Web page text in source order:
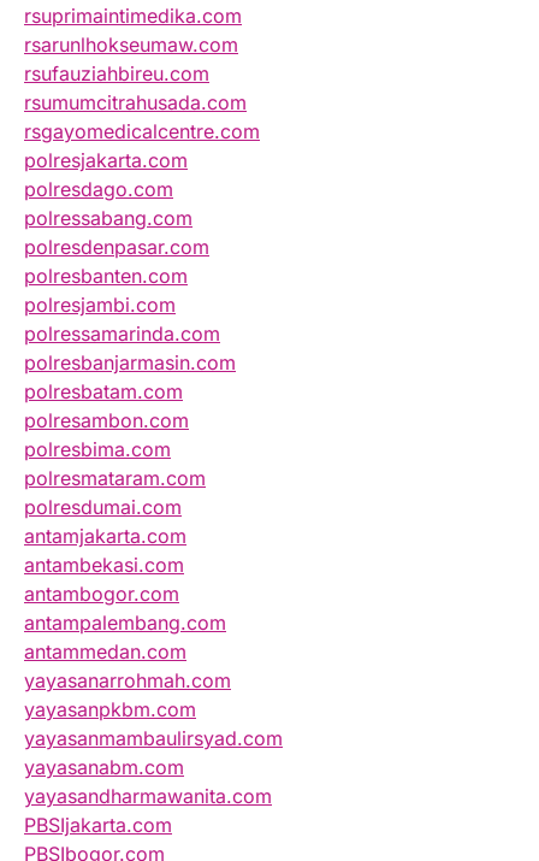
rsuprimaintimedika.com
rsarunlhokseumaw.com
rsufauziahbireu.com
rsumumcitrahusada.com
rsgayomedicalcentre.com
polresjakarta.com
polresdago.com
polressabang.com
polresdenpasar.com
polresbanten.com
polresjambi.com
polressamarinda.com
polresbanjarmasin.com
polresbatam.com
polresambon.com
polresbima.com
polresmataram.com
polresdumai.com
antamjakarta.com
antambekasi.com
antambogor.com
antampalembang.com
antammedan.com
yayasanarrohmah.com
yayasanpkbm.com
yayasanmambaulirsyad.com
yayasanabm.com
yayasandharmawanita.com
PBSIjakarta.com
PBSIbogor.com